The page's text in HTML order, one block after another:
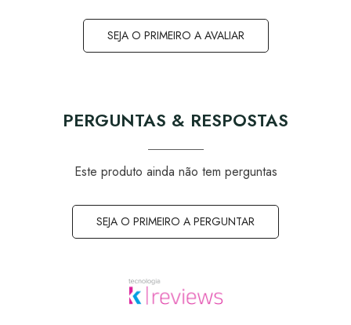
SEJA O PRIMEIRO A AVALIAR
PERGUNTAS & RESPOSTAS
Este produto ainda não tem perguntas
SEJA O PRIMEIRO A PERGUNTAR